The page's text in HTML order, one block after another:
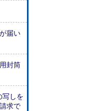
届い
封筒
写しを
求で